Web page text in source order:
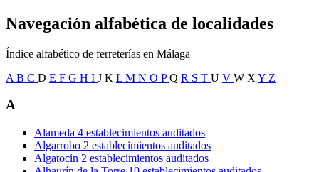
Navegación alfabética de localidades
Índice alfabético de ferreterías en Málaga
A B C D E F G H I J K L M N O PQ R S T U V W X Y Z
A
Alameda 4 establecimientos auditados
Algarrobo 2 establecimientos auditados
Algatocín 2 establecimientos auditados